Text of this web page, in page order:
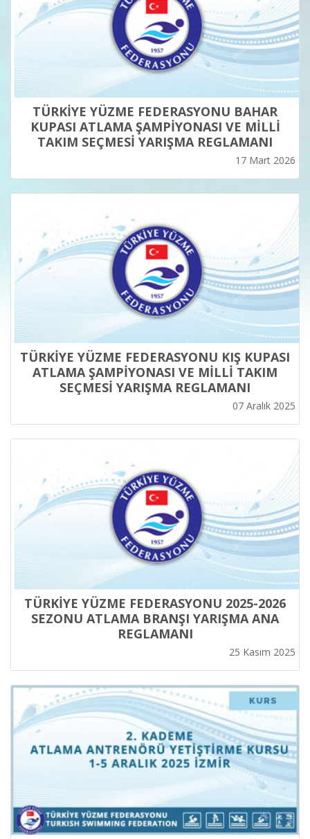
TÜRKİYE YÜZME FEDERASYONU BAHAR
KUPASI ATLAMA ŞAMPİYONASI VE MİLLİ
TAKIM SEÇMESİ YARIŞMA REGLAMANI
17 Mart 2026
TÜRKİYE YÜZME FEDERASYONU KIŞ KUPASI
ATLAMA ŞAMPİYONASI VE MİLLİ TAKIM
SEÇMESİ YARIŞMA REGLAMANI
07 Aralık 2025
TÜRKİYE YÜZME FEDERASYONU 2025-2026
SEZONU ATLAMA BRANŞI YARIŞMA ANA
REGLAMANI
25 Kasım 2025